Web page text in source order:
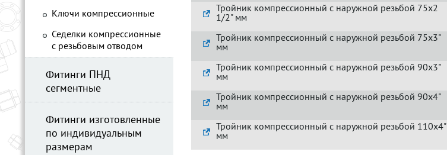
Тройник компрессионный с наружной резьбой 75x2
1/2" мм
Тройник компрессионный с наружной резьбой 75x3"
мм
Тройник компрессионный с наружной резьбой 90x3"
мм
Тройник компрессионный с наружной резьбой 90x4"
мм
Тройник компрессионный с наружной резьбой 110x4"
мм
Ключи компрессионные
Седелки компрессионные
с резьбовым отводом
Фитинги ПНД
сегментные
Фитинги изготовленные
по индивидуальным
размерам